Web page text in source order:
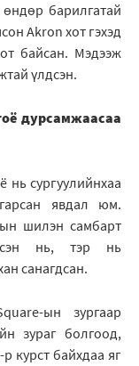
барилгатай
Akron хот гэхэд
байсан. Мэдээж
үлдсэн.
дурсамжаасаа
нь сургуулийнхаа
явдал юм.
шилэн самбарт
нь, тэр нь
санагдсан.
ын зургаар
зураг болгоод,
курст байхдаа яг